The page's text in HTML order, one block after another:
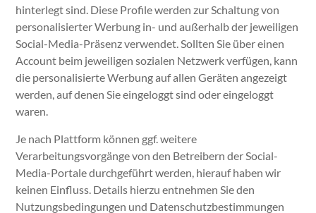
hinterlegt sind. Diese Profile werden zur Schaltung von
personalisierter Werbung in- und außerhalb der jeweiligen
Social-Media-Präsenz verwendet. Sollten Sie über einen
Account beim jeweiligen sozialen Netzwerk verfügen, kann
die personalisierte Werbung auf allen Geräten angezeigt
werden, auf denen Sie eingeloggt sind oder eingeloggt
waren.
Je nach Plattform können ggf. weitere
Verarbeitungsvorgänge von den Betreibern der Social-
Media-Portale durchgeführt werden, hierauf haben wir
keinen Einfluss. Details hierzu entnehmen Sie den
Nutzungsbedingungen und Datenschutzbestimmungen